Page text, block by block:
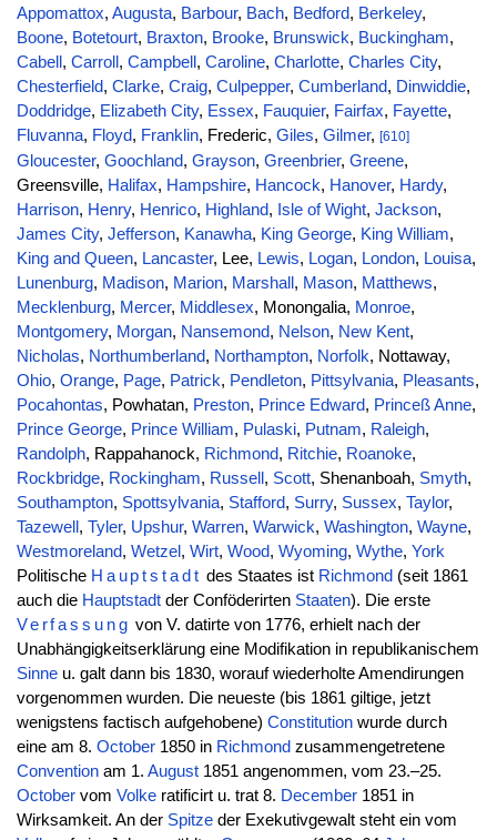
Appomattox, Augusta, Barbour, Bach, Bedford, Berkeley,
Boone, Botetourt, Braxton, Brooke, Brunswick, Buckingham,
Cabell , Carroll , Campbell , Caroline, Charlotte, Charles City,
Chesterfield, Clarke, Craig, Culpepper, Cumberland, Dinwiddie,
Doddridge, Elizabeth City, Essex, Fauquier, Fairfax, Fayette,
Fluvanna, Floyd, Franklin, Frederic, Giles, Gilmer, [610]
Gloucester, Goochland, Grayson, Greenbrier, Greene,
Greensville, Halifax, Hampshire, Hancock, Hanover, Hardy,
Harrison, Henry, Henrico, Highland, Isle of Wight, Jackson,
James City, Jefferson, Kanawha, King George, King William,
King and Queen, Lancaster, Lee, Lewis, Logan, London, Louisa,
Lunenburg, Madison, Marion, Marshall , Mason, Matthews,
Mecklenburg, Mercer, Middlesex, Monongalia, Monroe,
Montgomery, Morgan, Nansemond, Nelson, New Kent,
Nicholas, Northumberland, Northampton, Norfolk, Nottaway,
Ohio, Orange, Page, Patrick, Pendleton, Pittsylvania, Pleasants,
Pocahontas, Powhatan, Preston, Prince Edward, Princeß Anne,
Prince George, Prince William, Pulaski, Putnam, Raleigh,
Randolph, Rappahanock, Richmond, Ritchie, Roanoke,
Rockbridge, Rockingham, Russell , Scott, Shenanboah, Smyth,
Southampton, Spottsylvania, Stafford, Surry, Sussex, Taylor,
Tazewell , Tyler, Upshur, Warren, Warwick, Washington, Wayne,
Westmoreland, Wetzel , Wirt, Wood, Wyoming, Wythe, York
Politische Hauptstadt des Staates ist Richmond (seit 1861
auch die Hauptstadtder Conföderirten Staaten). Die erste
Verfassung von V. datirte von 1776, erhielt nach der
Unabhängigkeitserklärung eine Modifikation in republikanischem
Sinneu. galt dann bis 1830, worauf wiederholte Amendirungen
vorgenommen wurden. Die neueste (bis 1861 giltige, jetzt
wenigstens factisch aufgehobene) Constitutionwurde durch
eine am 8. October1850 in Richmond zusammengetretene
Conventionam 1. August1851 angenommen, vom 23.–25.
Octobervom Volkeratificirt u. trat 8. December1851 in
Wirksamkeit. An der Spitzeder Exekutivgewalt steht ein vom